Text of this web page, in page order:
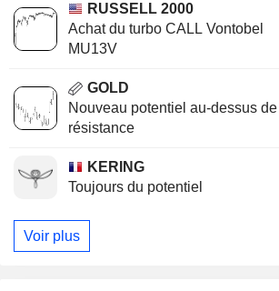
RUSSELL 2000
Achat du turbo CALL Vontobel
MU13V
GOLD
Nouveau potentiel au-dessus
résistance
KERING
Toujours du potentiel
Voir plus